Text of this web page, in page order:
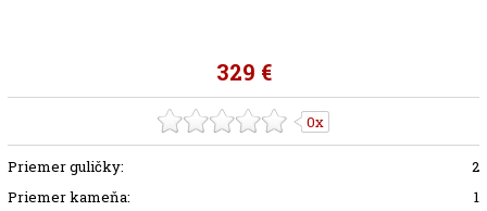
329 €
0x
Priemer guličky:
2
Priemer kameňa:
1